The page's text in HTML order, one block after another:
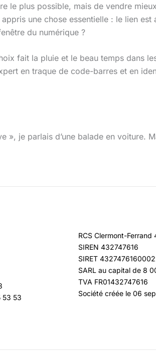
le plus possible, mais de vendre
appris une chose essentielle : le lien est
du numérique ?
fait la pluie et le beau temps dans
en traque de code-barres et en
je parlais d’une balade en voiture.
53 53
RCS Clermont-Ferrand
SIREN 432747616
SIRET
SARL au capital de 8
TVA FR01432747616
Société créée le 06